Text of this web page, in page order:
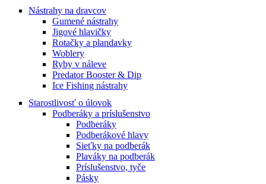
Nástrahy na dravcov
Gumené nástrahy
Jigové hlavičky
Rotačky a plandavky
Woblery
Ryby v náleve
Predator Booster & Dip
Ice Fishing nástrahy
Starostlivosť o úlovok
Podberáky a príslušenstvo
Podberáky
Podberákové hlavy
Sieťky na podberák
Plaváky na podberák
Príslušenstvo, tyče
Pásky